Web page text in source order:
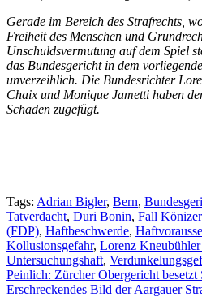
Gerade im Bereich des Strafrechts,
Freiheit des Menschen und
Unschuldsvermutung auf dem Spiel
das Bundesgericht in dem
unverzeihlich. Die Bundesrichter
Chaix und Monique Jametti haben
Schaden zugefügt.
Tags: Adrian Bigler, Bern,
Tatverdacht, Duri Bonin, Fall
(FDP), Haftbeschwerde,
Kollusionsgefahr, Lorenz
Untersuchungshaft,
Beitragsnavigation
Peinlich: Zürcher Obergericht
Erschreckendes Bild der Aargauer